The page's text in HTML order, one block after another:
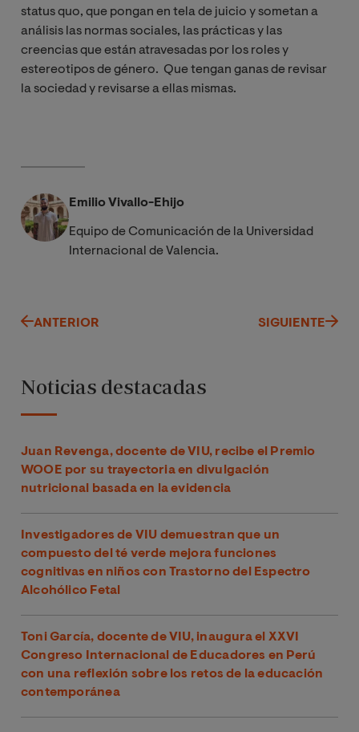
status quo, que pongan en tela de juicio y sometan a
análisis las normas sociales, las prácticas y las
creencias que están atravesadas por los roles y
estereotipos de género. Que tengan ganas de revisar
la sociedad y revisarse a ellas mismas.
Emilio Vivallo-Ehijo
Equipo de Comunicación de la Universidad
Internacional de Valencia.
ANTERIOR SIGUIENTE
Noticias destacadas
Juan Revenga, docente de VIU, recibe el Premio
WOOE por su trayectoria en divulgación
nutricional basada en la evidencia
Investigadores de VIU demuestran que un
compuesto del té verde mejora funciones
cognitivas en niños con Trastorno del Espectro
Alcohólico Fetal
Toni García, docente de VIU, inaugura el XXVI
Congreso Internacional de Educadores en Perú
con una reflexión sobre los retos de la educación
contemporánea